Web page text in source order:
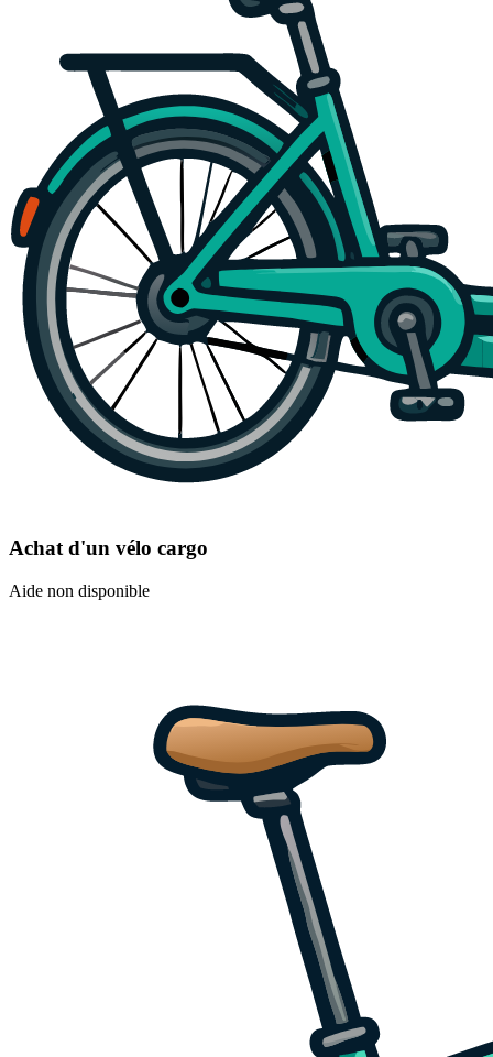
Achat d'un vélo cargo
Aide non disponible